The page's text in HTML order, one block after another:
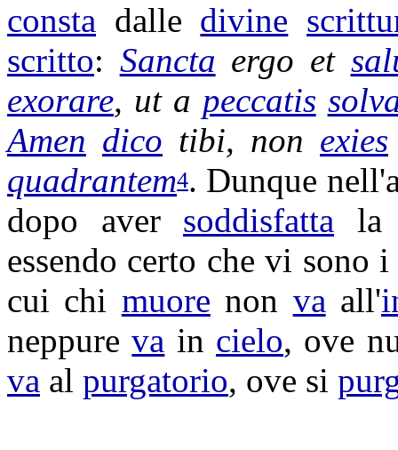
consta dalle divine
scritto: Sancta ergo et
exorare, ut a peccatis
Amen dico tibi, non exies
quadrantem4. Dunque
dopo aver soddisfatta
essendo certo che vi sono
cui chi muore non va all'
neppureva in cielo, ove
va al purgatorio, ove si